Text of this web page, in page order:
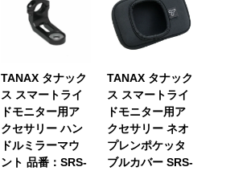
TANAX タナック
ス スマートライ
ドモニター用ア
クセサリー ハン
ドルミラーマウ
ント 品番：SRS-
TANAX タナック
ス スマートライ
ドモニター用ア
クセサリー ネオ
プレンポケッタ
ブルカバー SRS-